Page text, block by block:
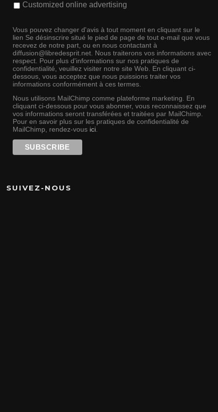
Customized online advertising
Vous pouvez changer d'avis à tout moment en cliquant sur le
lien Se désinscrire situé le pied de page de tout e-mail que vous
recevez de notre part, ou en nous contactant à
diffusion@libredesprit.net. Nous traiterons vos informations avec
respect. Pour plus d'informations sur nos pratiques de
confidentialité, veuillez visiter notre site Web. En cliquant ci-
dessous, vous acceptez que nous puissions traiter vos
informations conformément à ces termes.
Nous utilisons MailChimp comme plateforme marketing. En
cliquant ci-dessous pour vous abonner, vous reconnaissez que
vos informations seront transférées et traitées par MailChimp.
Pour en savoir plus sur les pratiques de confidentialité de
MailChimp, rendez-vous ici.
SUIVEZ-NOUS